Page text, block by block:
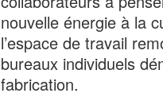
nouvelle énergie à la
l’espace de travail
bureaux individuels
fabrication.